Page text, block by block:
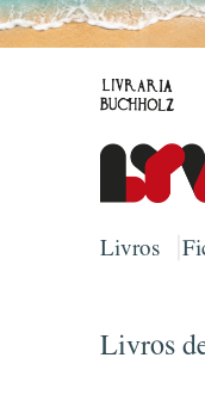
Livros
Livros